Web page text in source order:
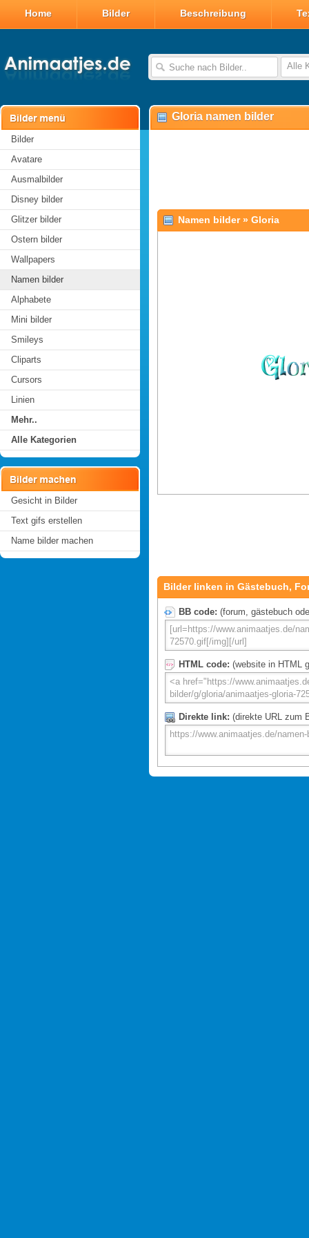
Home Bilder Beschreibung
Alle
Bilder
Avatare
Ausmalbilder
Disney bilder
Glitzer bilder
Ostern bilder
Wallpapers
Namen bilder
Alphabete
Mini bilder
Smileys
Cliparts
Cursors
Linien
Mehr..
Alle Kategorien
Gesicht in Bilder
Text gifs erstellen
Name bilder machen
Gloria namen bilder
Namen bilder» Gloria
Bilder linken in Gästebuch,
BB code: (forum, gästebuch
HTML code: (website in HTML
Direkte link: (direkte URL zum